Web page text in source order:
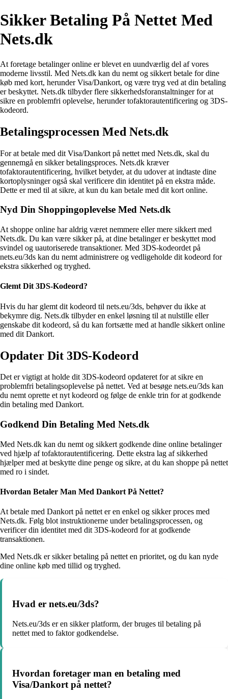
Sikker Betaling På Nettet Med
Nets.dk
At foretage betalinger online er blevet en uundværlig del af vores
moderne livsstil. Med Nets.dk kan du nemt og sikkert betale for dine
køb med kort, herunder Visa/Dankort, og være tryg ved at din betaling
er beskyttet. Nets.dk tilbyder flere sikkerhedsforanstaltninger for at
sikre en problemfri oplevelse, herunder tofaktorautentificering og 3DS-
kodeord.
Betalingsprocessen Med Nets.dk
For at betale med dit Visa/Dankort på nettet med Nets.dk, skal du
gennemgå en sikker betalingsproces. Nets.dk kræver
tofaktorautentificering, hvilket betyder, at du udover at indtaste dine
kortoplysninger også skal verificere din identitet på en ekstra måde.
Dette er med til at sikre, at kun du kan betale med dit kort online.
Nyd Din Shoppingoplevelse Med Nets.dk
At shoppe online har aldrig været nemmere eller mere sikkert med
Nets.dk. Du kan være sikker på, at dine betalinger er beskyttet mod
svindel og uautoriserede transaktioner. Med 3DS-kodeordet på
nets.eu/3ds kan du nemt administrere og vedligeholde dit kodeord for
ekstra sikkerhed og tryghed.
Glemt Dit 3DS-Kodeord?
Hvis du har glemt dit kodeord til nets.eu/3ds, behøver du ikke at
bekymre dig. Nets.dk tilbyder en enkel løsning til at nulstille eller
genskabe dit kodeord, så du kan fortsætte med at handle sikkert online
med dit Dankort.
Opdater Dit 3DS-Kodeord
Det er vigtigt at holde dit 3DS-kodeord opdateret for at sikre en
problemfri betalingsoplevelse på nettet. Ved at besøge nets.eu/3ds kan
du nemt oprette et nyt kodeord og følge de enkle trin for at godkende
din betaling med Dankort.
Godkend Din Betaling Med Nets.dk
Med Nets.dk kan du nemt og sikkert godkende dine online betalinger
ved hjælp af tofaktorautentificering. Dette ekstra lag af sikkerhed
hjælper med at beskytte dine penge og sikre, at du kan shoppe på nettet
med ro i sindet.
Hvordan Betaler Man Med Dankort På Nettet?
At betale med Dankort på nettet er en enkel og sikker proces med
Nets.dk. Følg blot instruktionerne under betalingsprocessen, og
verificer din identitet med dit 3DS-kodeord for at godkende
transaktionen.
Med Nets.dk er sikker betaling på nettet en prioritet, og du kan nyde
dine online køb med tillid og tryghed.
Hvad er nets.eu/3ds?
Nets.eu/3ds er en sikker platform, der bruges til betaling på
nettet med to faktor godkendelse.
Hvordan foretager man en betaling med
Visa/Dankort på nettet?